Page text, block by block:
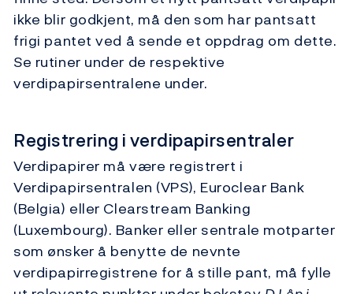
ikke blir godkjent, må den som har pantsatt
frigi pantet ved å sende et oppdrag om dette.
Se rutiner under de respektive
verdipapirsentralene under.
Registrering i verdipapirsentraler
Verdipapirer må være registrert i
Verdipapirsentralen (VPS), Euroclear Bank
(Belgia) eller Clearstream Banking
(Luxembourg). Banker eller sentrale motparter
som ønsker å benytte de nevnte
verdipapirregistrene for å stille pant, må fylle